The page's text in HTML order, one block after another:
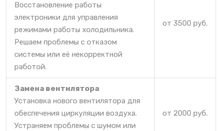
Восстановление работы
электроники для управления
режимами работы холодильника.
Решаем проблемы с отказом
системы или её некорректной
работой.
от 3500 руб.
Замена вентилятора
Установка нового вентилятора для
обеспечения циркуляции воздуха.
Устраняем проблемы с шумом или
от 2000 руб.